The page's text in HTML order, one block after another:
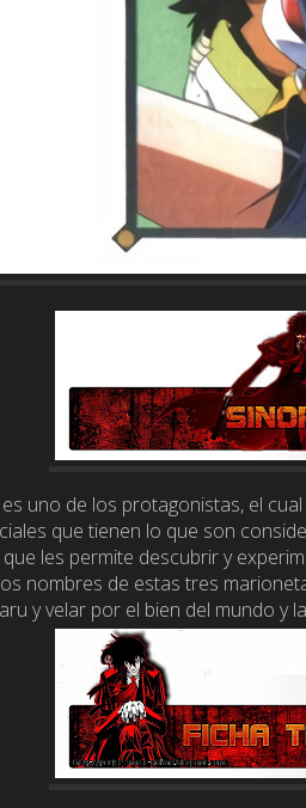
uno de los protagonistas, el
que tienen lo que son
les permite descubrir y
nombres de estas tres
y velar por el bien del mundo y